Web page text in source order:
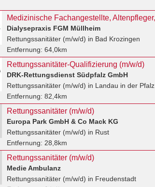
Dialysepraxis FGM Müllheim
Rettungssanitäter (m/w/d) in Bad Krozingen
Entfernung: 64,0km
Rettungssanitäter-Qualifizierung (m/w/d)
DRK-Rettungsdienst Südpfalz GmbH
Rettungssanitäter (m/w/d) in Landau in der Pfalz
Entfernung: 82,4km
Rettungssanitäter (m/w/d)
Europa Park GmbH & Co Mack KG
Rettungssanitäter (m/w/d) in Rust
Entfernung: 28,8km
Rettungssanitäter (m/w/d)
Medie Ambulanz
Rettungssanitäter (m/w/d) in Freudenstadt